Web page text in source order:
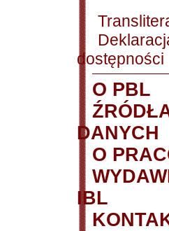
dostępności
O PBL
DANYCH
O
IBL